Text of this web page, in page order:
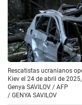
Rescatistas ucranianos
Kiev el 24 de abril de
Genya SAVILOV / AFP
/ GENYA SAVILOV